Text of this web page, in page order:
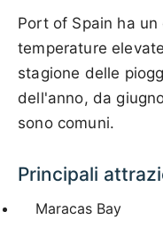
Port of Spain ha
temperature
stagione delle
dell'anno, da
sono comuni.
Principali
Maracas Bay